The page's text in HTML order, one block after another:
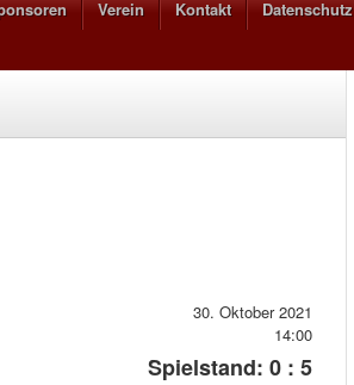
Verein Kontakt Datenschutz
30. Oktober 2021
14:00
Spielstand: 0 : 5